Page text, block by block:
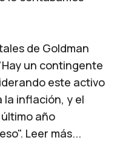
de Goldman
un contingente
este activo
inflación, y el
año
Leer más...